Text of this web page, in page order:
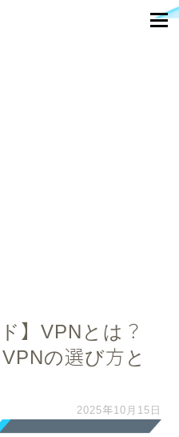
】VPNとは？安
の選び方とおす
2025年10月15日